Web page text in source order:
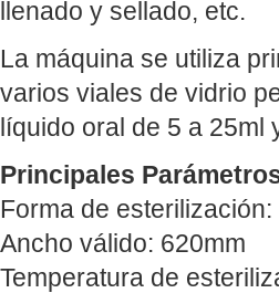
llenado y sellado, etc.
La máquina se utiliza
varios viales de vidrio
líquido oral de 5 a
Principales
Forma de
Ancho válido: 620mm
Temperatura de